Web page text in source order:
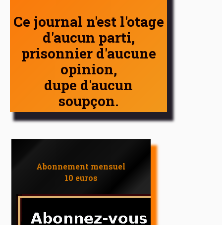
Ce journal n'est l'otage
d'aucun parti,
prisonnier d'aucune
opinion,
dupe d'aucun
soupçon.
Abonnement mensuel
10 euros